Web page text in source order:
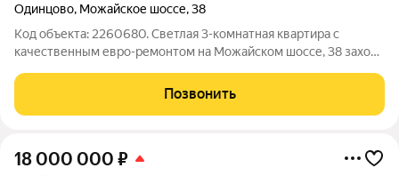
Одинцово, Можайское шоссе,38
Код объекта: 2260680. Светлая 3-комнатная квартира с
качественным евро-ремонтом на Можайском шоссе, 38 заходи
отделены зоны сна и гостей, площадь 60 м используется
Позвонить
18 000 000 ₽